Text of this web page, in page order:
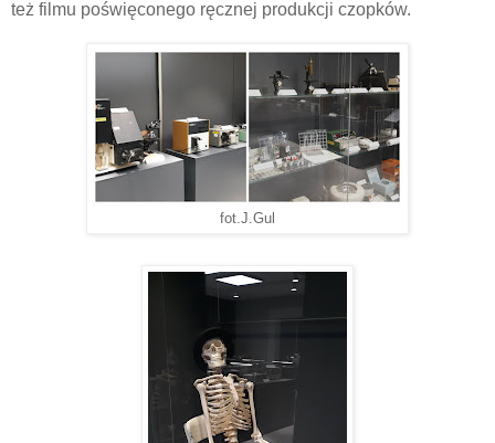
też filmu poświęconego ręcznej produkcji czopków.
fot.J.Gul